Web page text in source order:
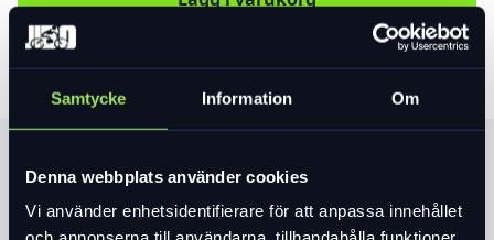
Samtycke Information Om
Denna webbplats använder cookies
Vi använder enhetsidentifierare för att anpassa innehållet
Produktinformation
5 mm plastöverdragna stållänkar.